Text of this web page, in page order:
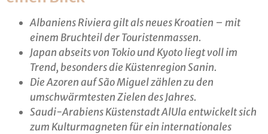
Albaniens Riviera gilt als neues Kroatien – mit
einem Bruchteil der Touristenmassen.
Japan abseits von Tokio und Kyoto liegt voll im
Trend, besonders die Küstenregion Sanin.
Die Azoren auf São Miguel zählen zu den
umschwärmtesten Zielen des Jahres.
Saudi-Arabiens Küstenstadt AlUla entwickelt sich
zum Kulturmagneten für ein internationales